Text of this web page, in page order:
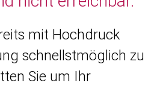
mit Hochdruck
schnellstmöglich zu
Sie um Ihr